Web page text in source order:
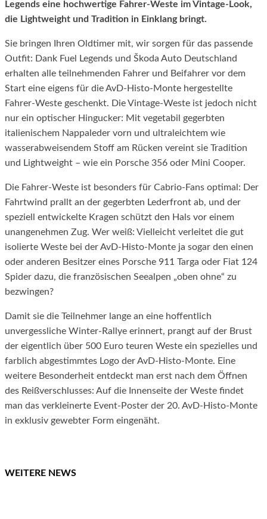
Legends eine hochwertige Fahrer-Weste im Vintage-Look,
die Lightweight und Tradition in Einklang bringt.
Sie bringen Ihren Oldtimer mit, wir sorgen für das passende
Outfit: Dank Fuel Legends und Škoda Auto Deutschland
erhalten alle teilnehmenden Fahrer und Beifahrer vor dem
Start eine eigens für die AvD-Histo-Monte hergestellte
Fahrer-Weste geschenkt. Die Vintage-Weste ist jedoch nicht
nur ein optischer Hingucker: Mit vegetabil gegerbten
italienischem Nappaleder vorn und ultraleichtem wie
wasserabweisendem Stoff am Rücken vereint sie Tradition
und Lightweight – wie ein Porsche 356 oder Mini Cooper.
Die Fahrer-Weste ist besonders für Cabrio-Fans optimal: Der
Fahrtwind prallt an der gegerbten Lederfront ab, und der
speziell entwickelte Kragen schützt den Hals vor einem
unangenehmen Zug. Wer weiß: Vielleicht verleitet die gut
isolierte Weste bei der AvD-Histo-Monte ja sogar den einen
oder anderen Besitzer eines Porsche 911 Targa oder Fiat 124
Spider dazu, die französischen Seealpen „oben ohne“ zu
bezwingen?
Damit sie die Teilnehmer lange an eine hoffentlich
unvergessliche Winter-Rallye erinnert, prangt auf der Brust
der eigentlich über 500 Euro teuren Weste ein spezielles und
farblich abgestimmtes Logo der AvD-Histo-Monte. Eine
weitere Besonderheit entdeckt man erst nach dem Öffnen
des Reißverschlusses: Auf die Innenseite der Weste findet
man das verkleinerte Event-Poster der 20. AvD-Histo-Monte
in exklusiv gewebter Form eingenäht.
WEITERE NEWS